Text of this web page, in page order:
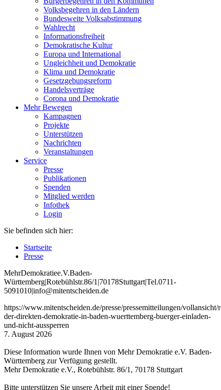
Volksbegehren in den Ländern
Bundesweite Volksabstimmung
Wahlrecht
Informationsfreiheit
Demokratische Kultur
Europa und International
Ungleichheit und Demokratie
Klima und Demokratie
Gesetzgebungsreform
Handelsverträge
Corona und Demokratie
Mehr Bewegen
Kampagnen
Projekte
Unterstützen
Nachrichten
Veranstaltungen
Service
Presse
Publikationen
Spenden
Mitglied werden
Infothek
Login
Sie befinden sich hier:
Startseite
Presse
MehrDemokratiee.V.Baden-
Württemberg|Rotebühlstr.86/1 |70178Stuttgart|Tel.0711-
5091010|info@mitentscheiden.de
https://www.mitentscheiden.de/presse/pressemitteilungen/vollansicht/
der-direkten-demokratie-in-baden-wuerttemberg-buerger-einladen-
und-nicht-aussperren
7. August 2026
Diese Information wurde Ihnen von Mehr Demokratie e.V. Baden-
Württemberg zur Verfügung gestellt.
Mehr Demokratie e.V., Rotebühlstr. 86/1, 70178 Stuttgart
Bitte unterstützen Sie unsere Arbeit mit einer Spende!